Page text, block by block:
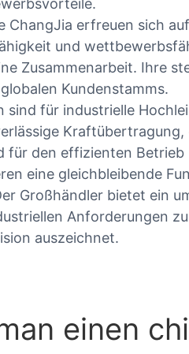
ChangJia erfreuen sich
und
Zusammenarbeit. Ihre
Kundenstamms.
sind für industrielle
für den effizienten
eine gleichbleibende
Großhändler bietet ein
Anforderungen
auszeichnet.
einen